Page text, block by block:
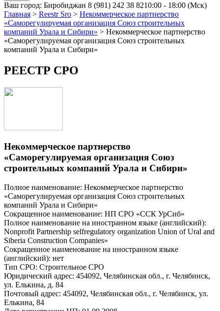
Ваш город: Биробиджан 8 (981) 242 38 8210:00 - 18:00 (Мск)
Главная > Reestr Sro > Некоммерческое партнерство
«Саморегулируемая организация Союз строительных
компаний Урала и Сибири» > Некоммерческое партнерство
«Саморегулируемая организация Союз строительных
компаний Урала и Сибири»
РЕЕСТР СРО
Некоммерческое партнерство
«Саморегулируемая организация Союз
строительных компаний Урала и Сибири»
Полное наименование: Некоммерческое партнерство
«Саморегулируемая организация Союз строительных
компаний Урала и Сибири»
Сокращенное наименование: НП СРО «ССК УрСиб»
Полное наименование на иностранном языке (английский):
Nonprofit Partnership selfregulatory organization Union of Ural and
Siberia Construction Companies»
Сокращенное наименование на иностранном языке
(английский): нет
Тип СРО: Строительное СРО
Юридический адрес: 454092, Челябинская обл., г. Челябинск,
ул. Елькина, д. 84
Почтовый адрес: 454092, Челябинская обл., г. Челябинск, ул.
Елькина, 84